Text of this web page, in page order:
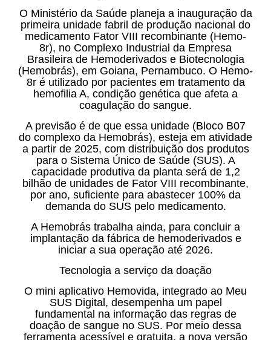
O Ministério da Saúde planeja a inauguração da
primeira unidade fabril de produção nacional do
medicamento Fator VIII recombinante (Hemo-
8r), no Complexo Industrial da Empresa
Brasileira de Hemoderivados e Biotecnologia
(Hemobrás), em Goiana, Pernambuco. O Hemo-
8r é utilizado por pacientes em tratamento da
hemofilia A, condição genética que afeta a
coagulação do sangue.
A previsão é de que essa unidade (Bloco B07
do complexo da Hemobrás), esteja em atividade
a partir de 2025, com distribuição dos produtos
para o Sistema Único de Saúde (SUS). A
capacidade produtiva da planta será de 1,2
bilhão de unidades de Fator VIII recombinante,
por ano, suficiente para abastecer 100% da
demanda do SUS pelo medicamento.
A Hemobrás trabalha ainda, para concluir a
implantação da fábrica de hemoderivados e
iniciar a sua operação até 2026.
Tecnologia a serviço da doação
O mini aplicativo Hemovida, integrado ao Meu
SUS Digital, desempenha um papel
fundamental na informação das regras de
doação de sangue no SUS. Por meio dessa
ferramenta acessível e gratuita, a nova versão